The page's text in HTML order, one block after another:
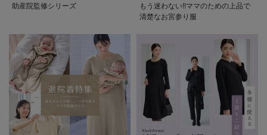
助産院監修シリーズ
もう迷わない!!ママのための上品で
清楚なお宮参り服